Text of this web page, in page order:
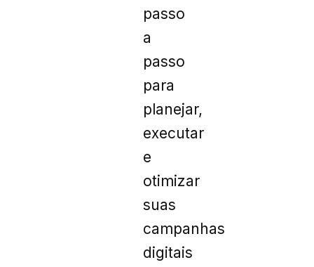
passo
a
passo
para
planejar,
executar
e
otimizar
suas
campanhas
digitais